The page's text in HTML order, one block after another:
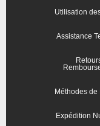
Utilisation
Assistance
Méthodes de
Expédition